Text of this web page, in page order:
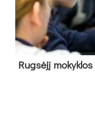
Rug­sė­jį